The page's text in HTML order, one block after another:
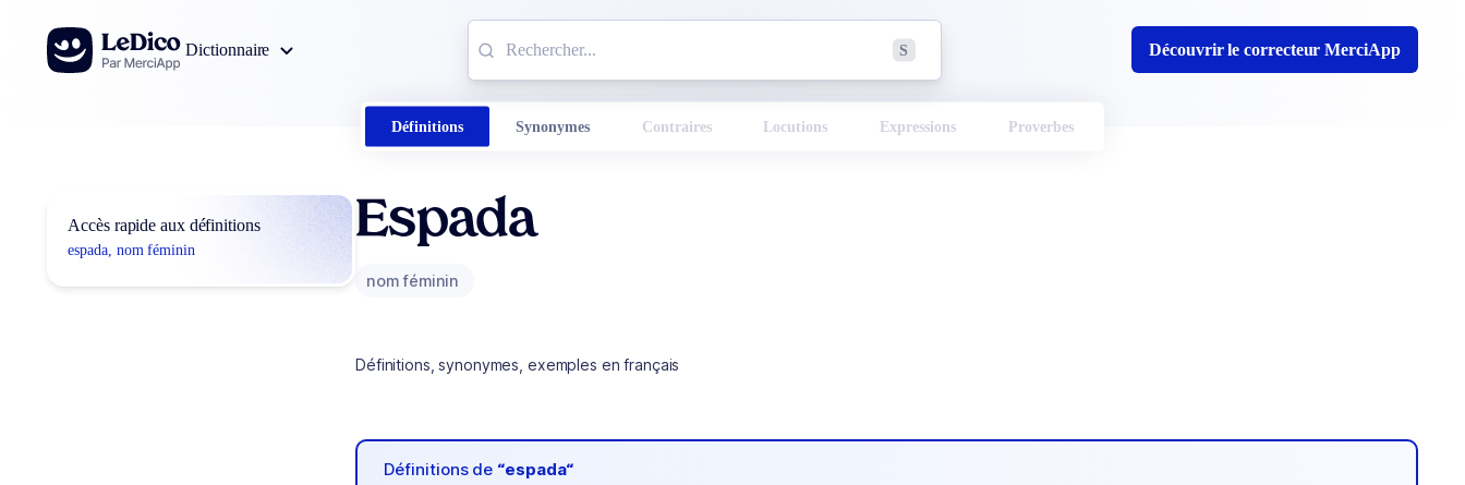
Aller au contenu
Dictionnaire
S Découvrir le correcteur MerciApp
Définitions Synonymes Contraires Locutions Expressions Proverbes
Accès rapide aux définitions
espada, nom féminin
Espada
nom féminin
Définitions, synonymes, exemples en français
Définitions de “espada“